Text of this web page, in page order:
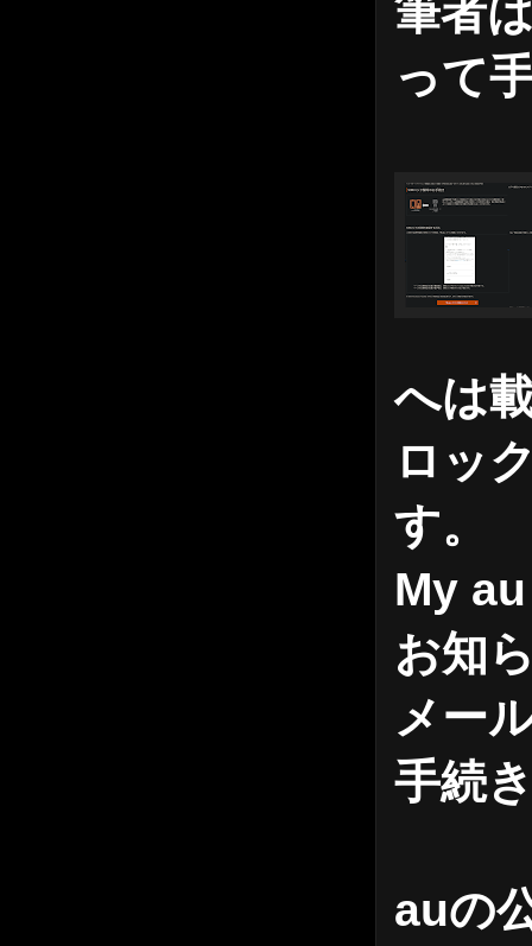
筆者
って
へは
ロッ
す。
My
お知
メー
手続
auの